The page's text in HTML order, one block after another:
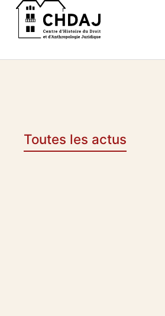
Toutes les actus